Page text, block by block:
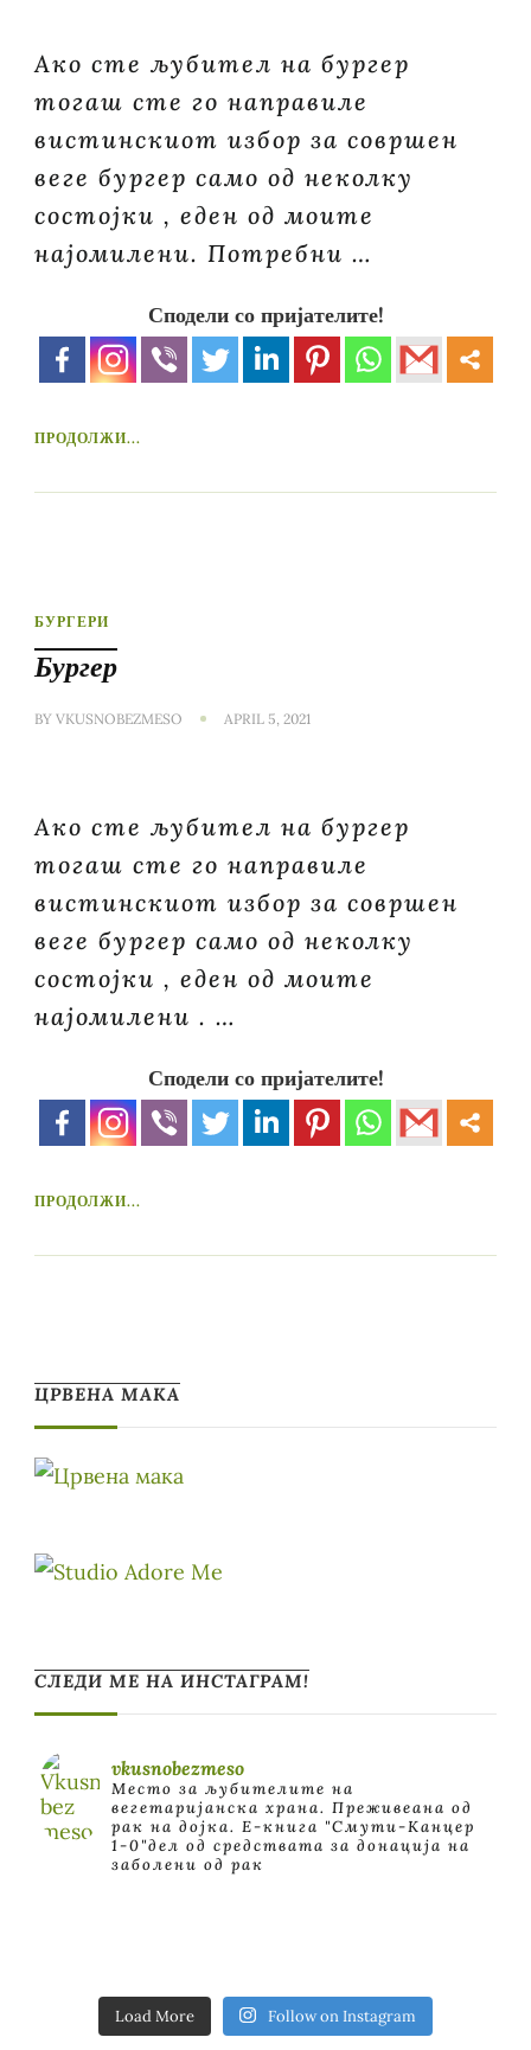
Ако сте љубител на бургер
тогаш сте го направиле
вистинскиот избор за совршен
веге бургер само од неколку
состојки , еден од моите
најомилени. Потребни …
Сподели со пријателите!
ПРОДОЛЖИ...
БУРГЕРИ
Бургер
BY VKUSNOBEZMESO APRIL 5, 2021
Ако сте љубител на бургер
тогаш сте го направиле
вистинскиот избор за совршен
веге бургер само од неколку
состојки , еден од моите
најомилени . …
Сподели со пријателите!
ПРОДОЛЖИ...
ЦРВЕНА МАКА
СЛЕДИ МЕ НА ИНСТАГРАМ!
vkusnobezmeso
Место за љубителите на
вегетаријанска храна. Преживеана од
рак на дојка. E-книга "Смути-Канцер
1-0"дел од средствата за донација на
заболени од рак
Load More Follow on Instagram